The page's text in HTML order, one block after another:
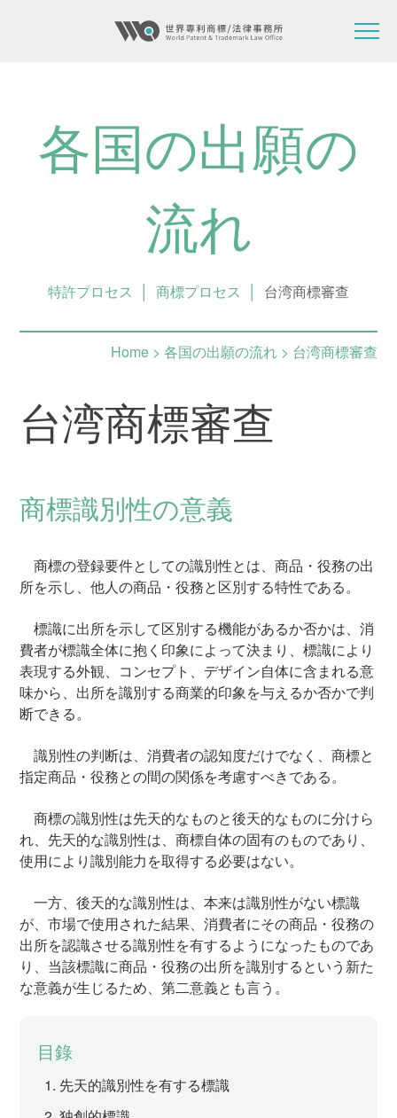
各国の出願の
流れ
特許プロセス 商標プロセス 台湾商標審查
Home> 各国の出願の流れ > 台湾商標審查
台湾商標審查
商標識別性の意義
商標の登録要件としての識別性とは、商品・役務の出
所を示し、他人の商品・役務と区別する特性である。
標識に出所を示して区別する機能があるか否かは、消
費者が標識全体に抱く印象によって決まり、標識により
表現する外観、コンセプト、デザイン自体に含まれる意
味から、出所を識別する商業的印象を与えるか否かで判
断できる。
識別性の判断は、消費者の認知度だけでなく、商標と
指定商品・役務との間の関係を考慮すべきである。
商標の識別性は先天的なものと後天的なものに分けら
れ、先天的な識別性は、商標自体の固有のものであり、
使用により識別能力を取得する必要はない。
一方、後天的な識別性は、本来は識別性がない標識
が、市場で使用された結果、消費者にその商品・役務の
出所を認識させる識別性を有するようになったものであ
り、当該標識に商品・役務の出所を識別するという新た
な意義が生じるため、第二意義とも言う。
目錄
先天的識別性を有する標識